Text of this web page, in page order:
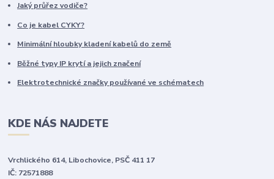
Jaký průřez vodiče?
Co je kabel CYKY?
Minimální hloubky kladení kabelů do země
Běžné typy IP krytí a jejich značení
Elektrotechnické značky používané ve schématech
KDE NÁS NAJDETE
Vrchlického 614, Libochovice, PSČ 411 17
IČ: 72571888